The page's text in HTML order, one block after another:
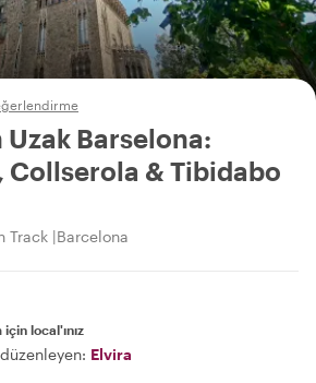
Uzak Barselona:
Collserola & Tibidabo
Track Barcelona
local'ınız
Elvira